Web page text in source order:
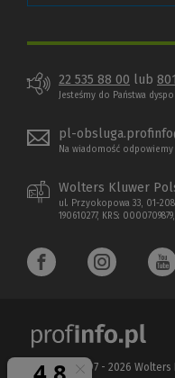
22 535 88 00 lub
Jesteśmy do Państwa
pl-
Na wiadomość
Wolters Kluwer
ul. Przyokopowa 33, 01-208
190610277, KRS:
Copyright 1997 - 2026